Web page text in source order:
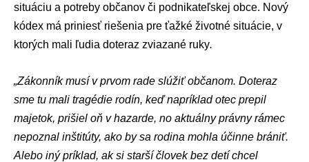
situáciu a potreby občanov či podnikateľskej obce. Nový
kódex má priniesť riešenia pre ťažké životné situácie, v
ktorých mali ľudia doteraz zviazané ruky.
„Zákonník musí v prvom rade slúžiť občanom. Doteraz
sme tu mali tragédie rodín, keď napríklad otec prepil
majetok, prišiel oň v hazarde, no aktuálny právny rámec
nepoznal inštitúty, ako by sa rodina mohla účinne brániť.
Alebo iný príklad, ak si starší človek bez detí chcel